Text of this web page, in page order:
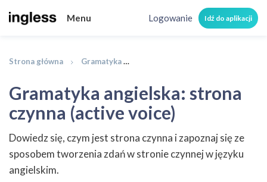
Menu Logowanie Idź do aplikacji
Strona główna Gramatyka
Gramatyka angielska: strona
czynna (active voice)
Dowiedz się, czym jest strona czynna i zapoznaj się ze
sposobem tworzenia zdań w stronie czynnej w języku
angielskim.